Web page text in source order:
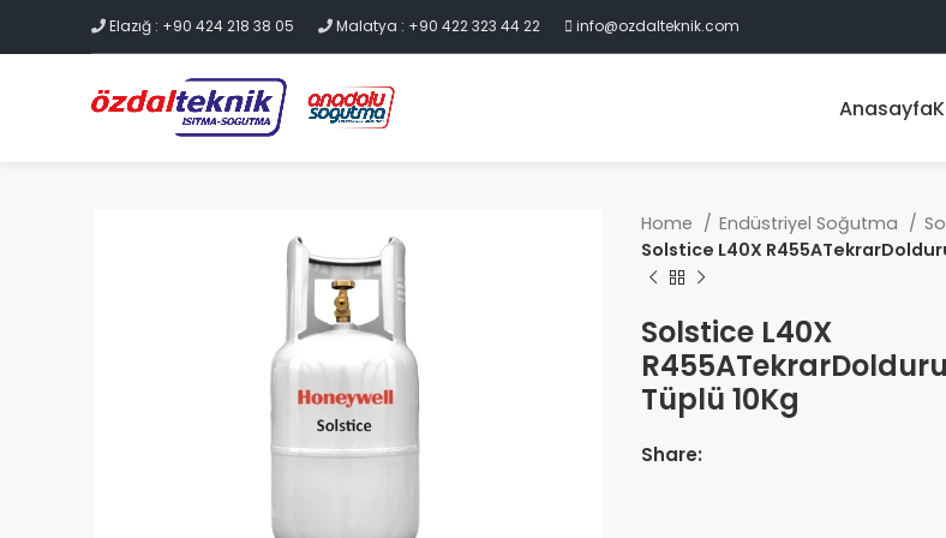
Elazığ : +90 424 218 38 05 Malatya : +90 422 323 44 22 info@ozdalteknik.com
Anasayfa
Home Endüstriyel Soğutma
Solstice L40X
Solstice L40X
Tüplü 10Kg
Share: